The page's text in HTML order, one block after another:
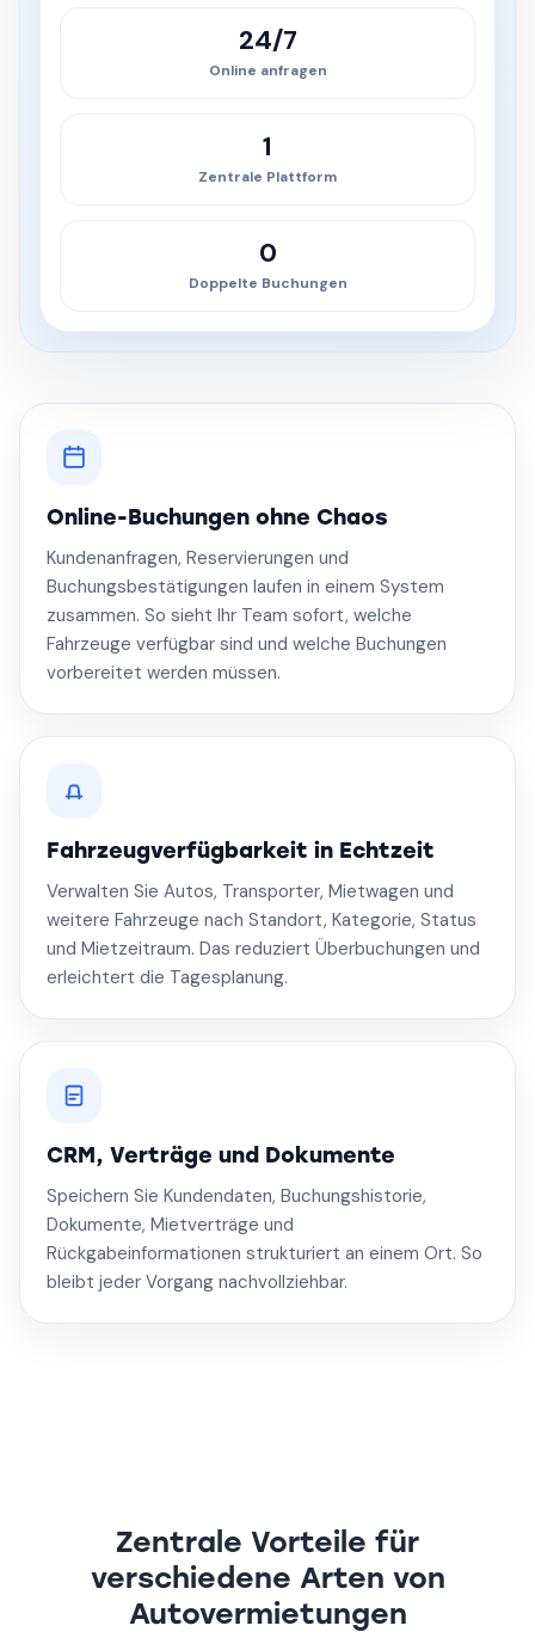
24/7
Online anfragen
1
Zentrale Plattform
0
Doppelte Buchungen
Online-Buchungen ohne Chaos
Kundenanfragen, Reservierungen und
Buchungsbestätigungen laufen in einem System
zusammen. So sieht Ihr Team sofort, welche
Fahrzeuge verfügbar sind und welche Buchungen
vorbereitet werden müssen.
Fahrzeugverfügbarkeit in Echtzeit
Verwalten Sie Autos, Transporter, Mietwagen und
weitere Fahrzeuge nach Standort, Kategorie, Status
und Mietzeitraum. Das reduziert Überbuchungen und
erleichtert die Tagesplanung.
CRM, Verträge und Dokumente
Speichern Sie Kundendaten, Buchungshistorie,
Dokumente, Mietverträge und
Rückgabeinformationen strukturiert an einem Ort. So
bleibt jeder Vorgang nachvollziehbar.
Zentrale Vorteile für
verschiedene Arten von
Autovermietungen